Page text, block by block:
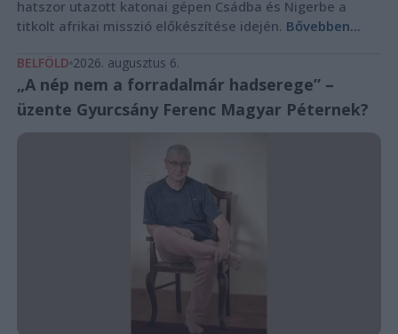
hatszor utazott katonai gépen Csádba és Nigerbe a
titkolt afrikai misszió előkészítése idején. Bővebben...
BELFÖLD 2026. augusztus 6.
„A nép nem a forradalmár hadserege” –
üzente Gyurcsány Ferenc Magyar Péternek?